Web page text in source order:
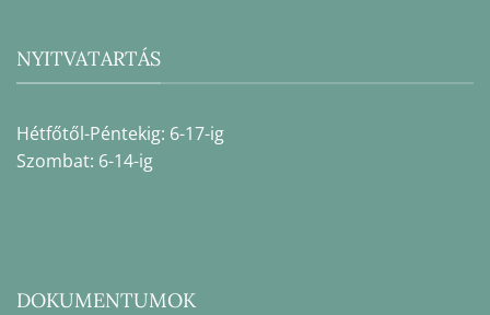
NYITVATARTÁS
Hétfőtől-Péntekig: 6-17-ig
Szombat: 6-14-ig
DOKUMENTUMOK